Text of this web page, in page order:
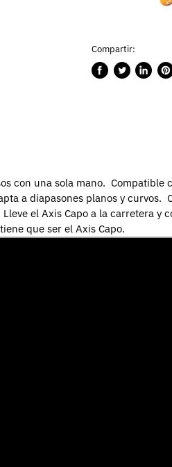
Compartir:
CompartirPublicar
con una sola mano. Compatible
a diapasones planos y curvos.
Lleve el Axis Capo a la carretera y
que ser el Axis Capo.